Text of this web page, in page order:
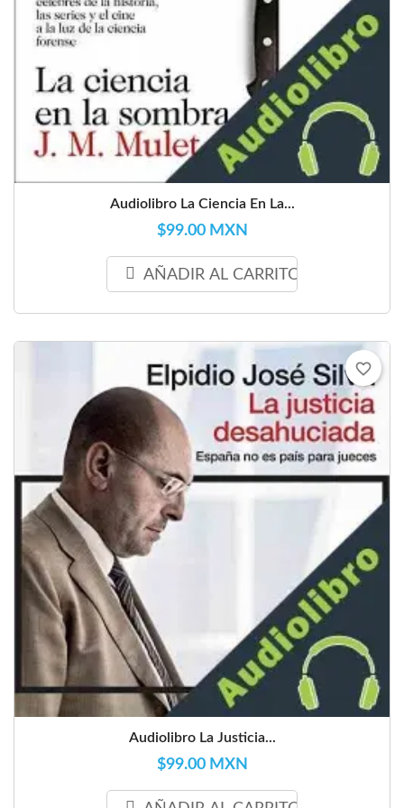
Audiolibro La Ciencia En La...
$99.00 MXN
AÑADIR AL CARRITO
Audiolibro La Justicia...
$99.00 MXN
favorite_border